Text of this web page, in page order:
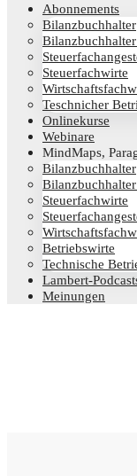
Abon­ne­ments
Bilanz­buch­hal­ter
Steu­er­fach­wir­te
Teschni­cher
Online­kur­se
Web­i­na­re
Mind­Maps,
Bilanz­buch­hal­ter
Steu­er­fach­wir­te
Betriebs­wir­te
Tech­ni­sche
Lam­­bert-
Mei­nun­gen